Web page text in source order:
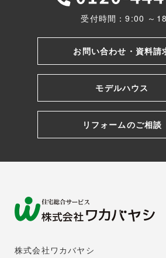
受付時間：9:00 ～
お問い合わせ・資料請
モデルハウス
リフォームのご相談
株式会社ワカバヤシ